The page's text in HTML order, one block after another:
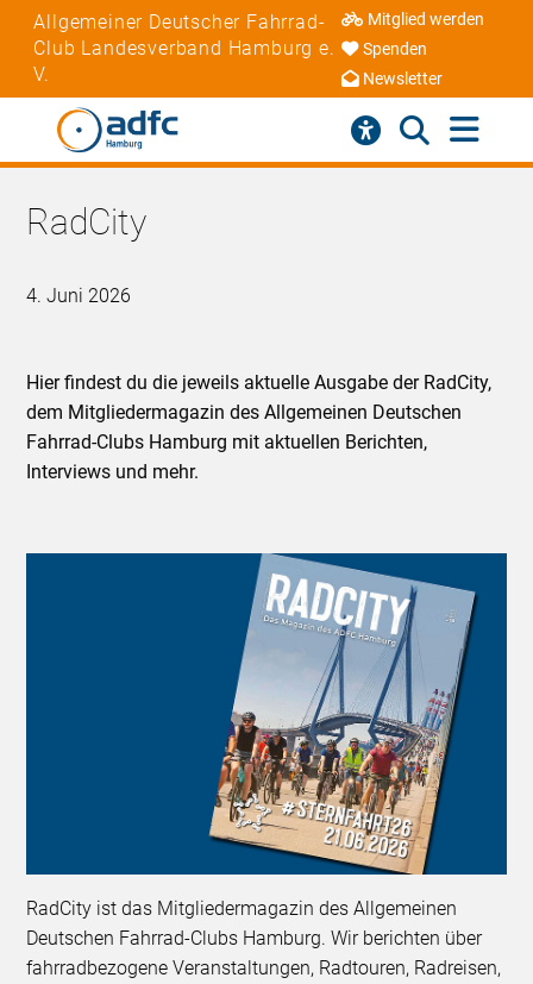
Allgemeiner Deutscher Fahrrad-
Club Landesverband Hamburg e.
V.
Mitglied werden
Spenden
Newsletter
RadCity
4. Juni 2026
Hier findest du die jeweils aktuelle Ausgabe der RadCity,
dem Mitgliedermagazin des Allgemeinen Deutschen
Fahrrad-Clubs Hamburg mit aktuellen Berichten,
Interviews und mehr.
RadCity ist das Mitgliedermagazin des Allgemeinen
Deutschen Fahrrad-Clubs Hamburg. Wir berichten über
fahrradbezogene Veranstaltungen, Radtouren, Radreisen,